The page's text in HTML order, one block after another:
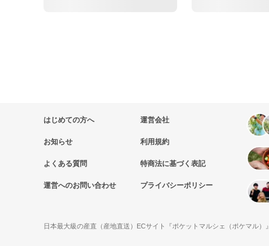
はじめての方へ
お知らせ
よくある質問
運営へのお問い合わせ
運営会社
利用規約
特商法に基づく表記
プライバシーポリシー
日本最大級の産直（産地直送）ECサイト『ポケットマルシェ（ポケマル）』